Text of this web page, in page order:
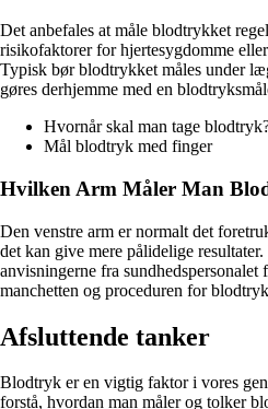
Det anbefales at måle blodtrykket
risikofaktorer for hjertesygdomme
Typisk bør blodtrykket måles under
gøres derhjemme med en
Hvornår skal man tage
Mål blodtryk med finger
Hvilken Arm Måler Man
Den venstre arm er normalt det
det kan give mere pålidelige
anvisningerne fra
manchetten og proceduren for
Afsluttende tanker
Blodtryk er en vigtig faktor i vores
forstå, hvordan man måler og tolker